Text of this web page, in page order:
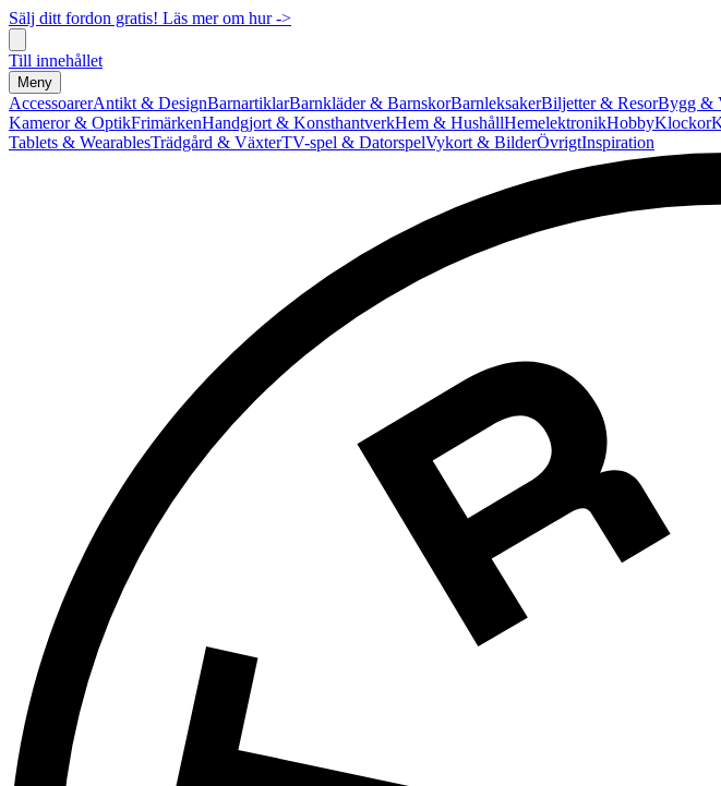
Sälj ditt fordon gratis! Läs mer om hur ->
Till innehållet
Meny
AccessoarerAntikt & DesignBarnartiklarBarnkläder & BarnskorBarnleksakerBiljetter & ResorBygg &
Kameror & OptikFrimärkenHandgjort & KonsthantverkHem & HushållHemelektronikHobbyKlockor
Tablets & WearablesTrädgård & VäxterTV-spel & DatorspelVykort & BilderÖvrigtInspiration